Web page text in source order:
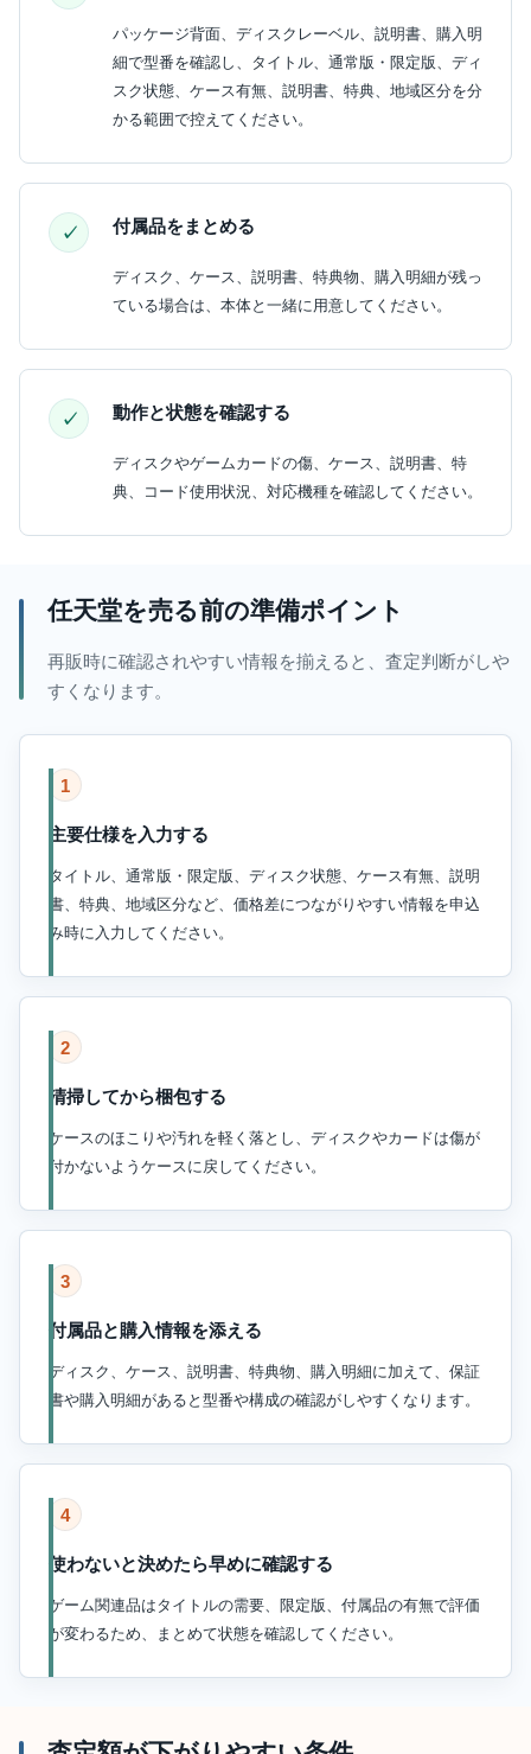
パッケージ背面、ディスクレーベル、説明書、購入明
細で型番を確認し、タイトル、通常版・限定版、ディ
スク状態、ケース有無、説明書、特典、地域区分を分
かる範囲で控えてください。
付属品をまとめる
ディスク、ケース、説明書、特典物、購入明細が残っ
ている場合は、本体と一緒に用意してください。
動作と状態を確認する
ディスクやゲームカードの傷、ケース、説明書、特
典、コード使用状況、対応機種を確認してください。
任天堂を売る前の準備ポイント
再販時に確認されやすい情報を揃えると、査定判断がしや
すくなります。
1
主要仕様を入力する
タイトル、通常版・限定版、ディスク状態、ケース有無、説明
書、特典、地域区分など、価格差につながりやすい情報を申込
み時に入力してください。
2
清掃してから梱包する
ケースのほこりや汚れを軽く落とし、ディスクやカードは傷が
付かないようケースに戻してください。
3
付属品と購入情報を添える
ディスク、ケース、説明書、特典物、購入明細に加えて、保証
書や購入明細があると型番や構成の確認がしやすくなります。
4
使わないと決めたら早めに確認する
ゲーム関連品はタイトルの需要、限定版、付属品の有無で評価
が変わるため、まとめて状態を確認してください。